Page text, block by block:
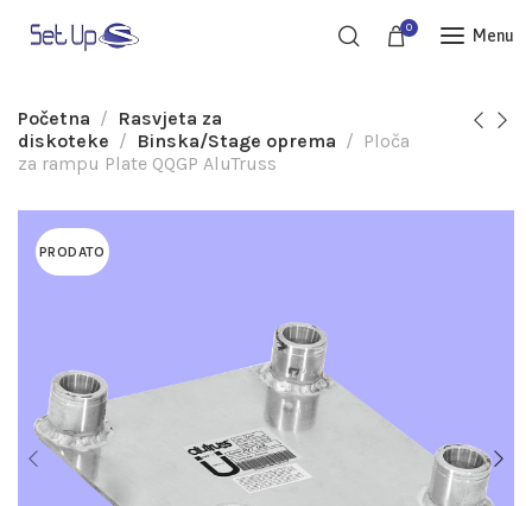
0 Menu
Početna
Rasvjeta za
diskoteke
Binska/Stage oprema
Ploča
za rampu Plate QQGP AluTruss
PRODATO